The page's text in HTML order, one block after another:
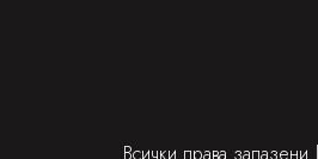
Всички права